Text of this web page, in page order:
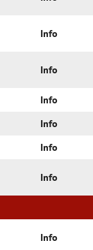
Info
Info
Info
Info
Info
Info
Info